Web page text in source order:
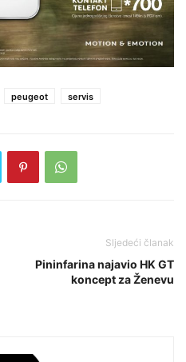
peugeot servis
Sljedeći članak
Pininfarina najavio HK GT
koncept za Ženevu